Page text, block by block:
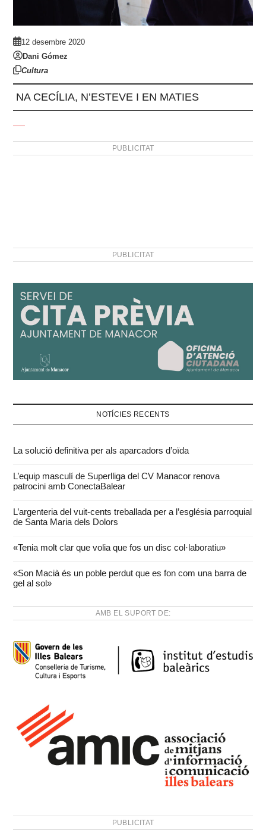
12 desembre 2020
Dani Gómez
Cultura
NA CECÍLIA, N’ESTEVE I EN MATIES
PUBLICITAT
PUBLICITAT
NOTÍCIES RECENTS
La solució definitiva per als aparcadors d’oïda
L’equip masculí de Superlliga del CV Manacor renova
patrocini amb ConectaBalear
L’argenteria del vuit-cents treballada per a l’església parroquial
de Santa Maria dels Dolors
«Tenia molt clar que volia que fos un disc col·laboratiu»
«Son Macià és un poble perdut que es fon com una barra de
gel al sol»
AMB EL SUPORT DE:
PUBLICITAT